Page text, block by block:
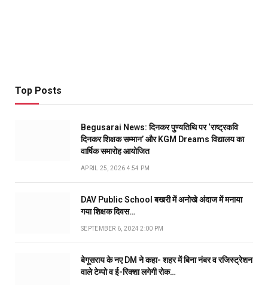
Top Posts
Begusarai News: दिनकर पुण्यतिथि पर ‘राष्ट्रकवि
दिनकर शिक्षक सम्मान’ और KGM Dreams विद्यालय का
वार्षिक समारोह आयोजित
APRIL 25, 2026 4:54 PM
DAV Public School बखरी में अनोखे अंदाज में मनाया
गया शिक्षक दिवस…
SEPTEMBER 6, 2024 2:00 PM
बेगूसराय के नए DM ने कहा- शहर में बिना नंबर व रजिस्ट्रेशन
वाले टेम्पो व ई-रिक्शा लगेगी रोक…